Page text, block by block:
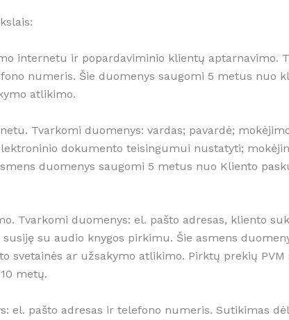
internetu ir popardaviminio klientų aptarnavimo.
numeris. Šie duomenys saugomi 5 metus nuo
atlikimo.
Tvarkomi duomenys: vardas; pavardė;
dokumento teisingumui nustatyti;
duomenys saugomi 5 metus nuo Kliento
Tvarkomi duomenys: el. pašto adresas, kliento
su audio knygos pirkimu. Šie asmens
svetainės ar užsakymo atlikimo. Pirktų prekių
metų.
el. pašto adresas ir telefono numeris. Sutikimas